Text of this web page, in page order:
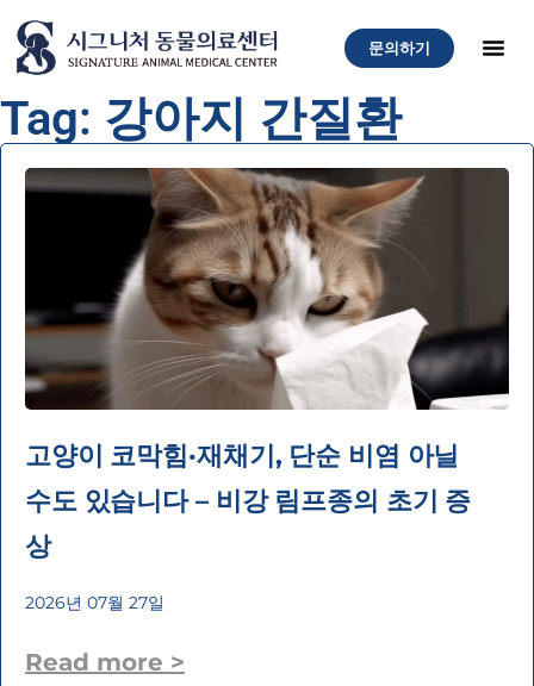
문의하기
Tag: 강아지 간질환
고양이 코막힘·재채기, 단순 비염 아닐
수도 있습니다 – 비강 림프종의 초기 증
상
2026년 07월 27일
Read more >